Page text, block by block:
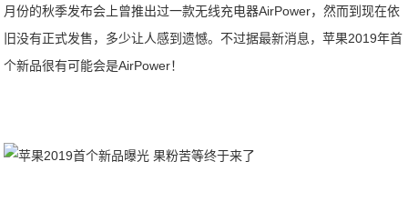
月份的秋季发布会上曾推出过一款无线充电器AirPower，然而到现在依
旧没有正式发售，多少让人感到遗憾。不过据最新消息，苹果2019年首
个新品很有可能会是AirPower！